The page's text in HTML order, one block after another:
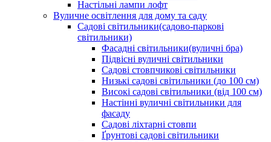
Настільні лампи лофт
Вуличне освітлення для дому та саду
Садові світильники(садово-паркові
світильники)
Фасадні світильники(вуличні бра)
Підвісні вуличні світильники
Садові стовпчикові світильники
Низькі садові світильники (до 100 см)
Високі садові світильники (від 100 см)
Настінні вуличні світильники для
фасаду
Садові ліхтарні стовпи
Ґрунтові садові світильники